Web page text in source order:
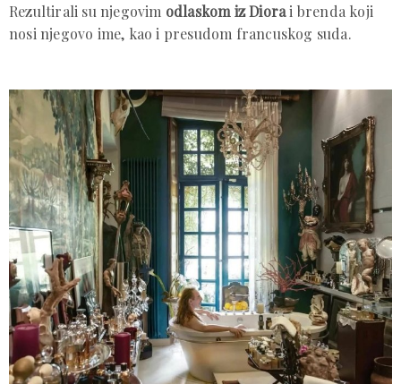
Rezultirali su njegovim odlaskom iz Diorai brenda koji
nosi njegovo ime, kao i presudom francuskog suda.